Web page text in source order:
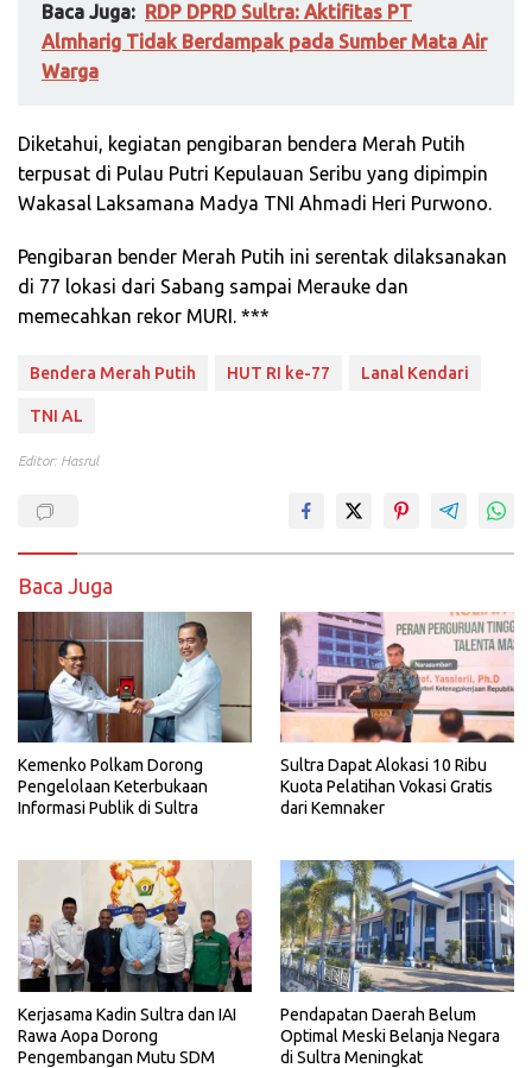
Baca Juga: RDP DPRD Sultra: Aktifitas PT
Almharig Tidak Berdampak pada Sumber Mata Air
Warga
Diketahui, kegiatan pengibaran bendera Merah Putih
terpusat di Pulau Putri Kepulauan Seribu yang dipimpin
Wakasal Laksamana Madya TNI Ahmadi Heri Purwono.
Pengibaran bender Merah Putih ini serentak dilaksanakan
di 77 lokasi dari Sabang sampai Merauke dan
memecahkan rekor MURI. ***
Bendera Merah Putih HUT RI ke-77 Lanal Kendari
TNI AL
Editor: Hasrul
Baca Juga
Kemenko Polkam Dorong
Pengelolaan Keterbukaan
Informasi Publik di Sultra
Sultra Dapat Alokasi 10 Ribu
Kuota Pelatihan Vokasi Gratis
dari Kemnaker
Kerjasama Kadin Sultra dan IAI
Rawa Aopa Dorong
Pengembangan Mutu SDM
Pendapatan Daerah Belum
Optimal Meski Belanja Negara
di Sultra Meningkat